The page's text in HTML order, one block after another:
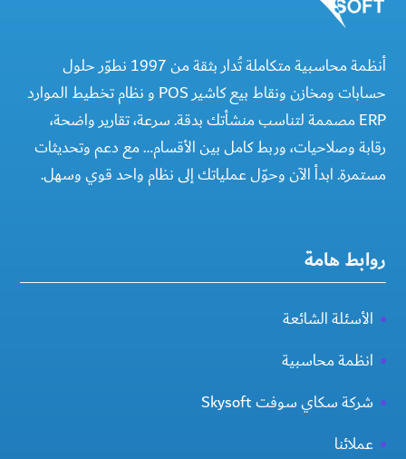
أنظمة محاسبية متكاملة تُدار بثقة من 1997 نطوّر حلول
حسابات ومخازن ونقاط بيع كاشير POS و نظام تخطيط الموارد
ERP مصممة لتناسب منشأتك بدقة. سرعة، تقارير واضحة،
رقابة وصلاحيات، وربط كامل بين الأقسام… مع دعم وتحديثات
مستمرة. ابدأ الآن وحوّل عملياتك إلى نظام واحد قوي وسهل.
روابط هامة
الأسئلة الشائعة
انظمة محاسبية
شركة سكاي سوفت Skysoft
عملائنا